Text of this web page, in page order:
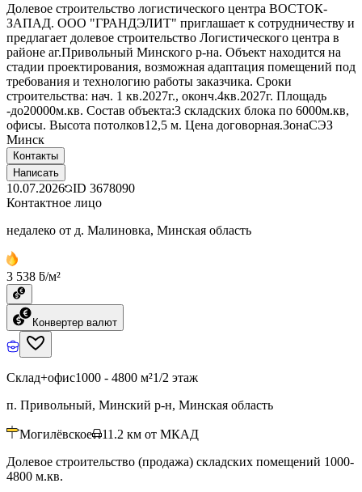
Долевое строительство логистического центра ВОСТОК-
ЗАПАД. ООО "ГРАНДЭЛИТ" приглашает к сотрудничеству и
предлагает долевое строительство Логистического центра в
районе аг.Привольный Минского р-на. Объект находится на
стадии проектирования, возможная адаптация помещений под
требования и технологию работы заказчика. Сроки
строительства: нач. 1 кв.2027г., оконч.4кв.2027г. Площадь
-до20000м.кв. Состав объекта:3 складских блока по 6000м.кв,
офисы. Высота потолков12,5 м. Цена договорная.ЗонаСЭЗ
Минск
Контакты
Написать
10.07.2026 ID 3678090
Контактное лицо
недалеко от д. Малиновка, Минская область
3 538 ƃ/м²
Конвертер валют
Склад+офис1000 - 4800 м²1/2 этаж
п. Привольный, Минский р-н, Минская область
Могилёвское 11.2 км от МКАД
Долевое строительство (продажа) складских помещений 1000-
4800 м.кв.